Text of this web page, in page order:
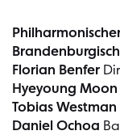
Florian Benfer
Hyeyoung Moon
Tobias Westman
Daniel Ochoa